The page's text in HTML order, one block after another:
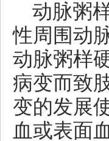
动脉粥
性周围动
动脉粥样
病变而致
变的发展
血或表面